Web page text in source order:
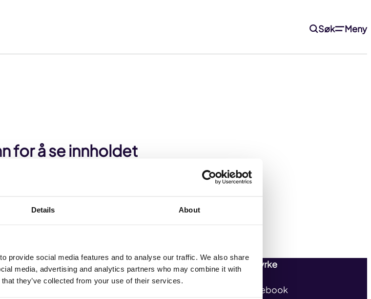
Details About
provide social media features and to analyse our traffic. We also share
media, advertising and analytics partners who may combine it with
they’ve collected from your use of their services.
Søk Meny
for å se innholdet
Logg inn
Hvem er vi Følg Styrke
Facebook